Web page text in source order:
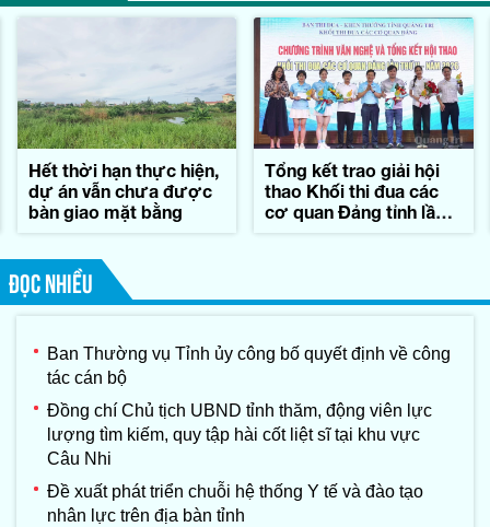
Hết thời hạn thực hiện,
dự án vẫn chưa được
bàn giao mặt bằng
Tổng kết trao giải hội
thao Khối thi đua các
cơ quan Đảng tỉnh lần
ĐỌC NHIỀU
Ban Thường vụ Tỉnh ủy công bố quyết định về công
tác cán bộ
Đồng chí Chủ tịch UBND tỉnh thăm, động viên lực
lượng tìm kiếm, quy tập hài cốt liệt sĩ tại khu vực
Câu Nhi
Đề xuất phát triển chuỗi hệ thống Y tế và đào tạo
nhân lực trên địa bàn tỉnh